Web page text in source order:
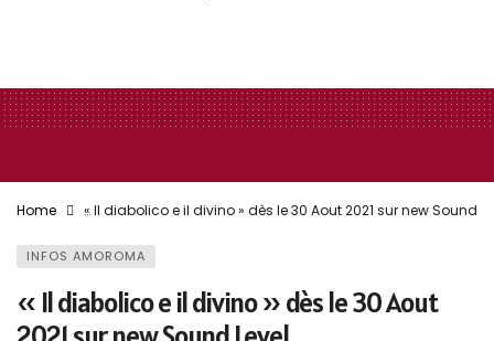
Home « Il diabolico e il divino » dès le 30 Aout 2021 sur new Sound
INFOS AMOROMA
« Il diabolico e il divino » dès le 30 Aout